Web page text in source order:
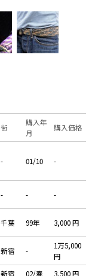
街
購入年
月
購入価格
- 01/10 -
- - -
千葉 99年 3,000 円
新宿 -
1万5,000
円
新宿 02/春
3,500 円